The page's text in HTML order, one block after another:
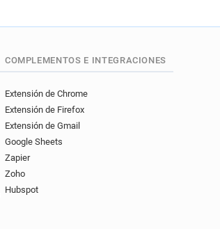
COMPLEMENTOS E INTEGRACIONES
Extensión de Chrome
Extensión de Firefox
Extensión de Gmail
Google Sheets
Zapier
Zoho
Hubspot